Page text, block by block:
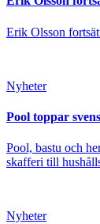
Erik Olsson
Nyheter
Pool toppar
Pool, bastu och
skafferi till
Nyheter